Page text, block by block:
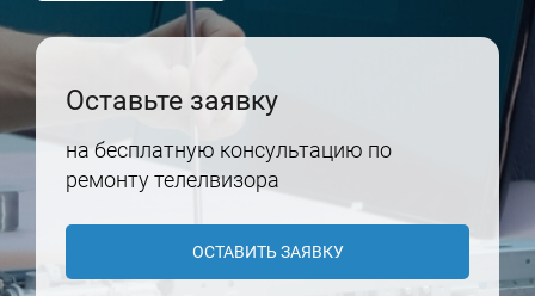
Оставьте заявку
на бесплатную консультацию по
ремонту телелвизора
ОСТАВИТЬ ЗАЯВКУ